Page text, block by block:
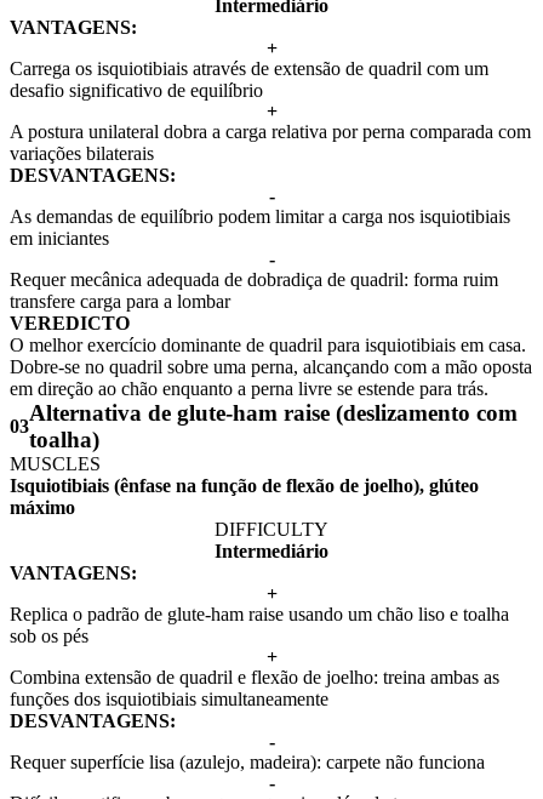
Intermediário
VANTAGENS:
+
Carrega os isquiotibiais através de extensão de quadril com um
desafio significativo de equilíbrio
+
A postura unilateral dobra a carga relativa por perna comparada com
variações bilaterais
DESVANTAGENS:
-
As demandas de equilíbrio podem limitar a carga nos isquiotibiais
em iniciantes
-
Requer mecânica adequada de dobradiça de quadril: forma ruim
transfere carga para a lombar
VEREDICTO
O melhor exercício dominante de quadril para isquiotibiais em casa.
Dobre-se no quadril sobre uma perna, alcançando com a mão oposta
em direção ao chão enquanto a perna livre se estende para trás.
03
Alternativa de glute-ham raise (deslizamento com
toalha)
MUSCLES
Isquiotibiais (ênfase na função de flexão de joelho), glúteo
máximo
DIFFICULTY
Intermediário
VANTAGENS:
+
Replica o padrão de glute-ham raise usando um chão liso e toalha
sob os pés
+
Combina extensão de quadril e flexão de joelho: treina ambas as
funções dos isquiotibiais simultaneamente
DESVANTAGENS:
-
Requer superfície lisa (azulejo, madeira): carpete não funciona
-